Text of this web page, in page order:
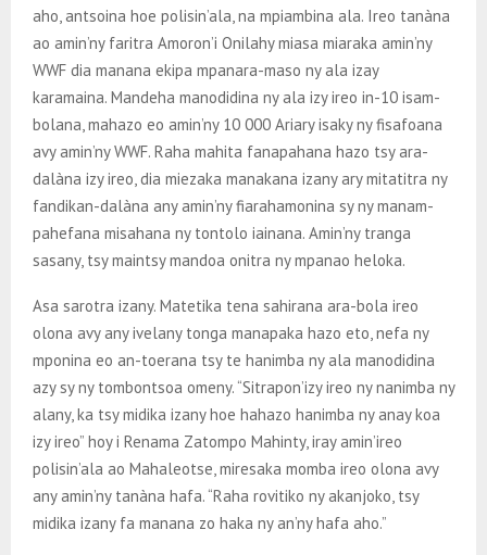
aho, antsoina hoe polisin’ala, na mpiambina ala. Ireo tanàna
ao amin’ny faritra Amoron’i Onilahy miasa miaraka amin’ny
WWF dia manana ekipa mpanara-maso ny ala izay
karamaina. Mandeha manodidina ny ala izy ireo in-10 isam-
bolana, mahazo eo amin’ny 10 000 Ariary isaky ny fisafoana
avy amin’ny WWF. Raha mahita fanapahana hazo tsy ara-
dalàna izy ireo, dia miezaka manakana izany ary mitatitra ny
fandikan-dalàna any amin’ny fiarahamonina sy ny manam-
pahefana misahana ny tontolo iainana. Amin’ny tranga
sasany, tsy maintsy mandoa onitra ny mpanao heloka.
Asa sarotra izany. Matetika tena sahirana ara-bola ireo
olona avy any ivelany tonga manapaka hazo eto, nefa ny
mponina eo an-toerana tsy te hanimba ny ala manodidina
azy sy ny tombontsoa omeny. “Sitrapon’izy ireo ny nanimba ny
alany, ka tsy midika izany hoe hahazo hanimba ny anay koa
izy ireo” hoy i Renama Zatompo Mahinty, iray amin’ireo
polisin’ala ao Mahaleotse, miresaka momba ireo olona avy
any amin’ny tanàna hafa. “Raha rovitiko ny akanjoko, tsy
midika izany fa manana zo haka ny an’ny hafa aho.”